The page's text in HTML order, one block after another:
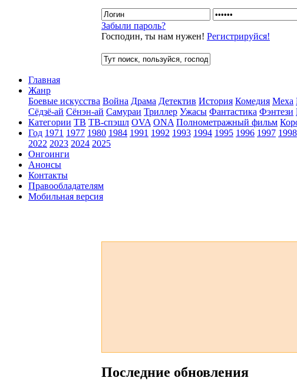
Забыли пароль?
Господин, ты нам нужен! Регистрируйся!
Главная
Жанр
Боевые искусства Война Драма Детектив История Комедия Меха
Сёдзё-ай Сёнэн-ай Самураи Триллер Ужасы Фантастика Фэнтези
Категории ТВ ТВ-спэшл OVA ONA Полнометражный фильм
Год 1971 1977 1980 1984 1991 1992 1993 1994 1995 1996 1997 1998
2022 2023 2024 2025
Онгоинги
Анонсы
Контакты
Правообладателям
Мобильная версия
Последние обновления